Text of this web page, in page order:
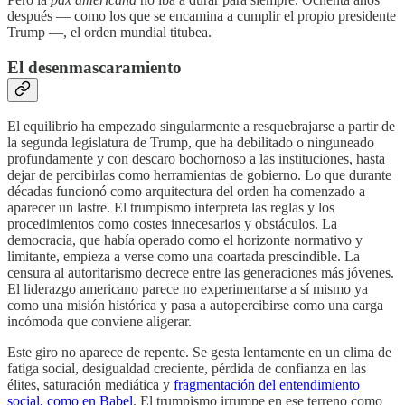
después — como los que se encamina a cumplir el propio presidente
Trump —, el orden mundial titubea.
El desenmascaramiento
El equilibrio ha empezado singularmente a resquebrajarse a partir de
la segunda legislatura de Trump, que ha debilitado o ninguneado
profundamente y con descaro bochornoso a las instituciones, hasta
dejar de percibirlas como herramientas de gobierno. Lo que durante
décadas funcionó como arquitectura del orden ha comenzado a
aparecer un lastre. El trumpismo interpreta las reglas y los
procedimientos como costes innecesarios y obstáculos. La
democracia, que había operado como el horizonte normativo y
limitante, empieza a verse como una coartada prescindible. La
censura al autoritarismo decrece entre las generaciones más jóvenes.
El liderazgo americano parece no experimentarse a sí mismo ya
como una misión histórica y pasa a autopercibirse como una carga
incómoda que conviene aligerar.
Este giro no aparece de repente. Se gesta lentamente en un clima de
fatiga social, desigualdad creciente, pérdida de confianza en las
élites, saturación mediática y fragmentación del entendimiento
social, como en Babel. El trumpismo irrumpe en ese terreno como